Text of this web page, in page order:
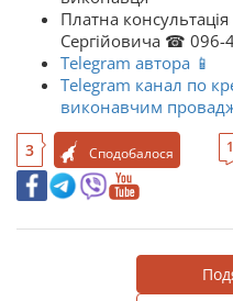
Платна
Сергійовича ☎ 096-
Telegram автора 📱
Telegram канал по
виконавчим
3 Сподобалося